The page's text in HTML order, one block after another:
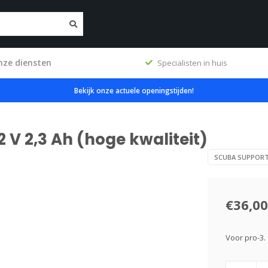
diensten Specialisten in huis
Bekijk onze actuele openingstijden!
V 2,3 Ah (hoge kwaliteit)
SCUBA SUPPORT
€36,00
Voor pro-3.